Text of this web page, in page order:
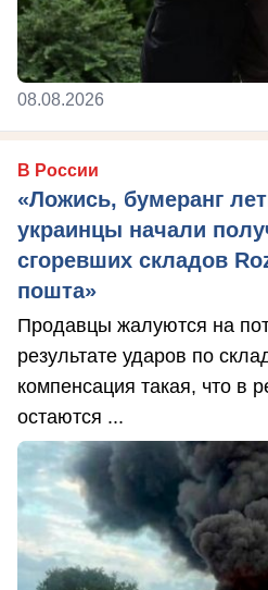
08.08.2026
В России
«Ложись, бумеранг
украинцы начали
сгоревших складов
пошта»
Продавцы жалуются на
результате ударов по
компенсация такая, что в
остаются ...